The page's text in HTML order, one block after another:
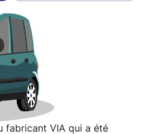
fabricant VIA qui a été